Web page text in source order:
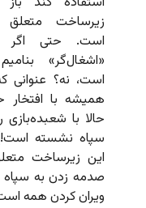
زیرساخت متعلق
است. حتی اگر
«اشغال‌گر»
است، نه؟ عنوانی
همیشه با افتخار
حالا با شعبده‌بازی
سپاه نشسته
این زیرساخت
صدمه زدن به سپاه
ویران کردن همه